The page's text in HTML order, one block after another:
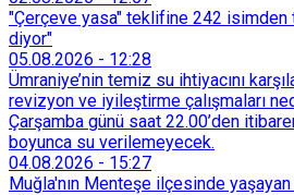
"Çerçeve yasa" teklifine 242 isimden
diyor"
05.08.2026 - 12:28
Ümraniye’nin temiz su ihtiyacını
revizyon ve iyileştirme çalışmaları
Çarşamba günü saat 22.00’den
boyunca su verilemeyecek.
04.08.2026 - 15:27
Muğla'nın Menteşe ilçesinde